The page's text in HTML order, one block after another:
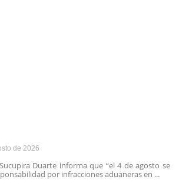
de 2026
Duarte informa que “el 4 de agosto se
por infracciones aduaneras en ...